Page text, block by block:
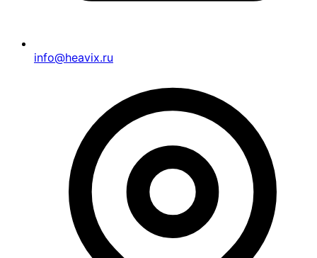
info@heavix.ru